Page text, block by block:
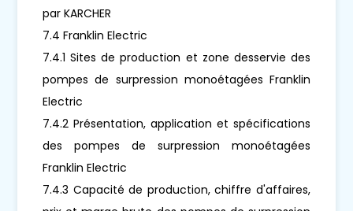
par KARCHER
7.4 Franklin Electric
7.4.1 Sites de production et zone desservie des
pompes de surpression monoétagées Franklin
Electric
7.4.2 Présentation, application et spécifications
des pompes de surpression monoétagées
Franklin Electric
7.4.3 Capacité de production, chiffre d'affaires,